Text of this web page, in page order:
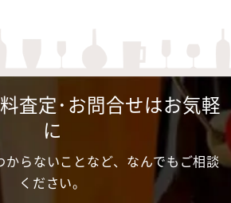
査定･お問合せはお気軽
に
からないことなど、なんでもご相談
ください。